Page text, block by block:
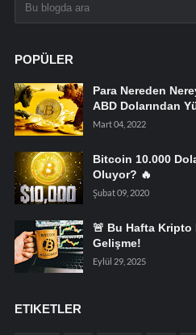
POPÜLER
Para Nereden
ABD Dolarından
Mart 04, 2022
Bitcoin 10.000
Oluyor? 🔥
Şubat 09, 2020
🚨 Bu Hafta Kripto
Gelişme!
Eylül 29, 2025
ETIKETLER